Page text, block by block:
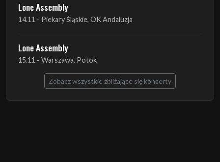
Lone Assembly
14.11 - Piekary Śląskie, OK Andaluzja
Lone Assembly
15.11 - Warszawa, Potok
Zobacz wszystkie zbliżające się koncerty